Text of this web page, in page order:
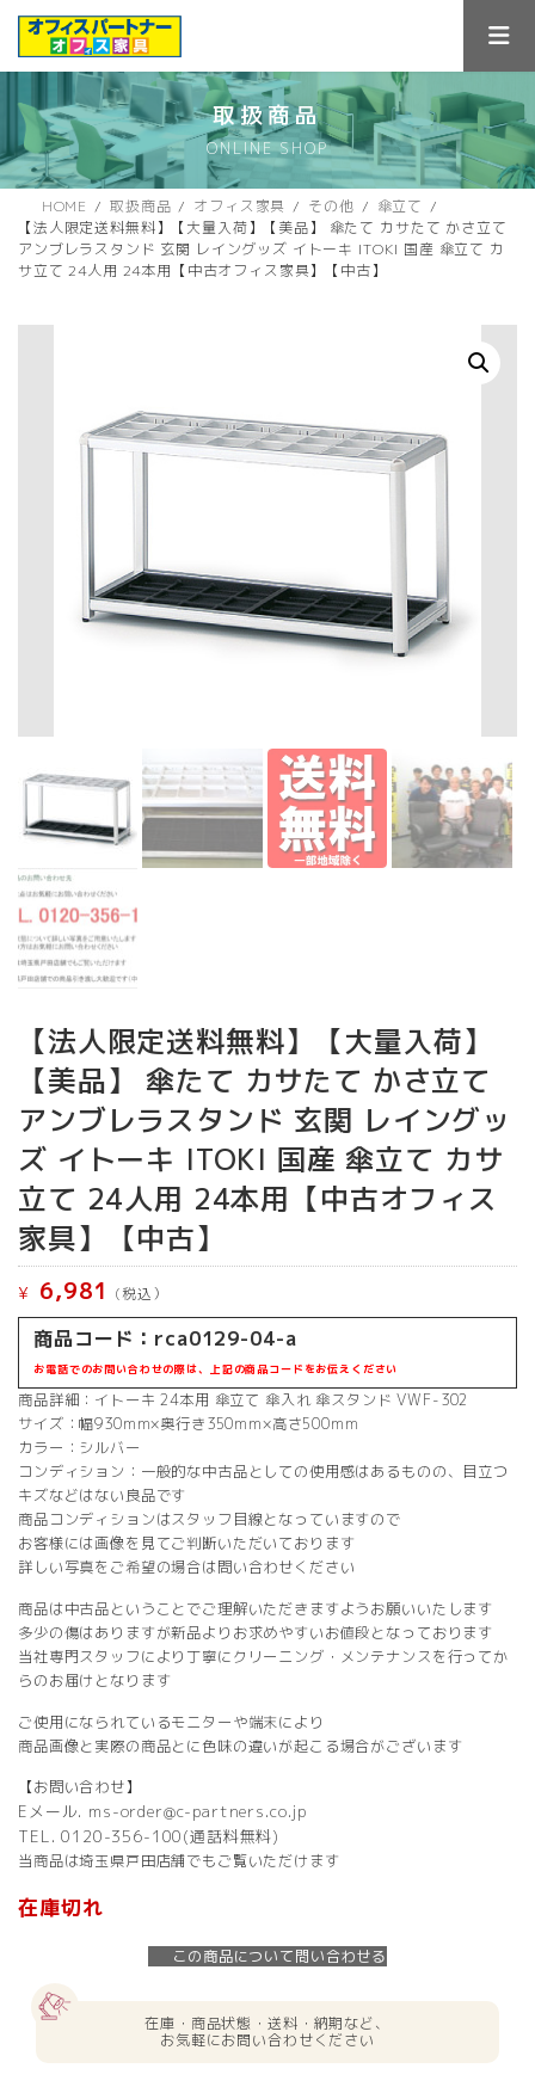
ス
キ
ン
に
取扱商品
ONLINE SHOP
HOME 取扱商品 オフィス家具 その他
傘立て
【法人限定送料無料】【大量入荷】【美品】 傘たて カサたて かさ立て
アンブレラスタンド 玄関 レイングッズ イトーキ ITOKI 国産 傘立て カ
サ立て 24人用 24本用【中古オフィス家具】【中古】
【法人限定送料無料】【大量入荷】
【美品】 傘たて カサたて かさ立て
アンブレラスタンド 玄関 レイングッ
ズ イトーキ ITOKI 国産 傘立て カサ
立て 24人用 24本用【中古オフィス
家具】【中古】
¥ 6,981 (税込）
商品コード：rca0129-04-a
お電話でのお問い合わせの際は、上記の商品コードをお伝えください
商品詳細：イトーキ 24本用 傘立て 傘入れ 傘スタンド VWF-302
サイズ：幅930mm×奥行き350mm×高さ500mm
カラー：シルバー
コンディション：一般的な中古品としての使用感はあるものの、目立つ
キズなどはない良品です
商品コンディションはスタッフ目線となっていますので
お客様には画像を見てご判断いただいております
詳しい写真をご希望の場合は問い合わせください
商品は中古品ということでご理解いただきますようお願いいたします
多少の傷はありますが新品よりお求めやすいお値段となっております
当社専門スタッフにより丁寧にクリーニング・メンテナンスを行ってか
らのお届けとなります
ご使用になられているモニターや端末により
商品画像と実際の商品とに色味の違いが起こる場合がございます
【お問い合わせ】
Eメール. ms-order@c-partners.co.jp
TEL. 0120-356-100(通話料無料)
当商品は埼玉県戸田店舗でもご覧いただけます
在庫切れ
この商品について問い合わせる
在庫・商品状態・送料・納期など、
お気軽にお問い合わせください